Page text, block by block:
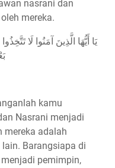
nasrani dan
mereka.
يَا أَيُّهَا الَّذِينَ آمَنُوا لَا
kamu
Nasrani menjadi
mereka adalah
Barangsiapa di
pemimpin,